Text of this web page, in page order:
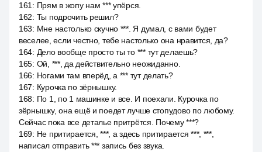
161 : Прям в жопу нам *** упёрся.
162: Ты подрочить решил?
163: Мне настолько скучно ***. Я думал, с вами будет
веселее, если честно, тебе настолько она нравится, да?
164: Дело вообще просто ты то *** тут делаешь?
165: Ой, ***, да действительно неожиданно.
166: Ногами там вперёд, а *** тут делать?
167: Курочка по зёрнышку.
168: По 1, по 1 машинке и все. И поехали. Курочка по
зёрнышку, она ещё и поедет лучше стопудово по любому.
Сейчас пока все деталье притрётся. Почему ***?
169: Не притирается, ***, а здесь притирается ***, ***,
написал отправить *** запись без звука.